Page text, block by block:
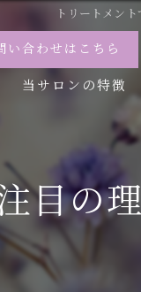
トリートメン
い合わせはこちら
当サロンの特徴
カラー
トリートメント
パーマ
目の